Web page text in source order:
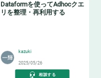
Dataformを使ってAdhocクエ
リを整理・再利用する
kazuki
2025/05/26
相談する